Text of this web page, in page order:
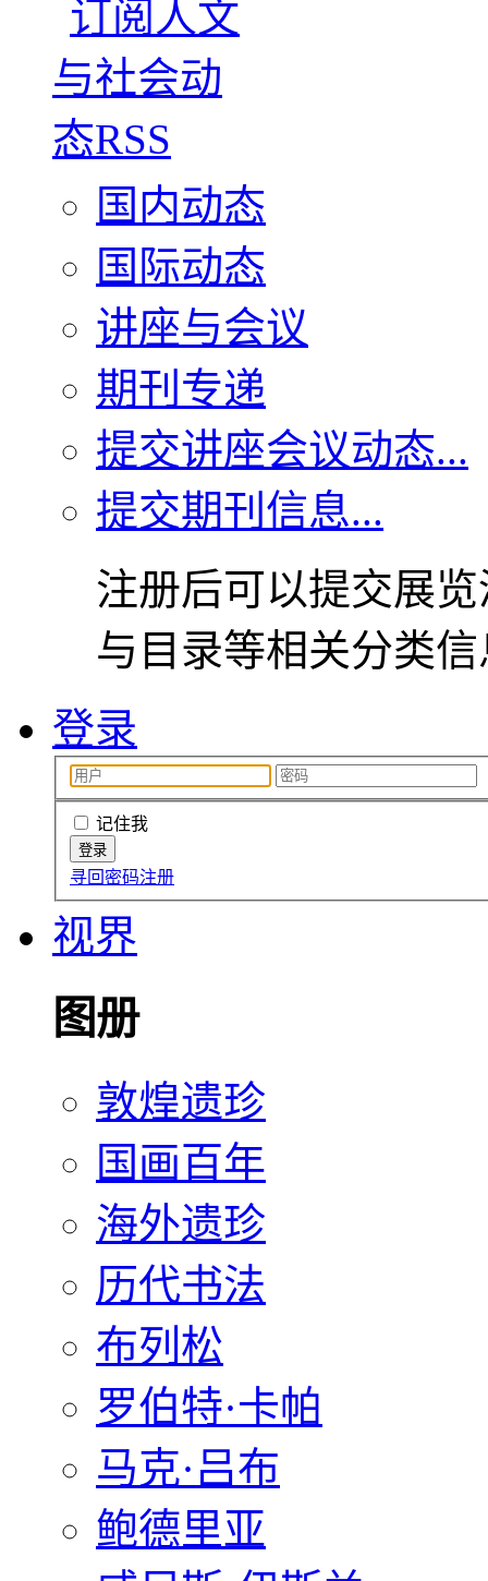
国内动态
国际动态
讲座与会议
期刊专递
提交讲座会议动态...
提交期刊信息...
注册后可以提交展
与目录等相关分类
登录
记住我
寻回密码注册
视界
图册
敦煌遗珍
国画百年
海外遗珍
历代书法
布列松
罗伯特·卡帕
马克·吕布
鲍德里亚